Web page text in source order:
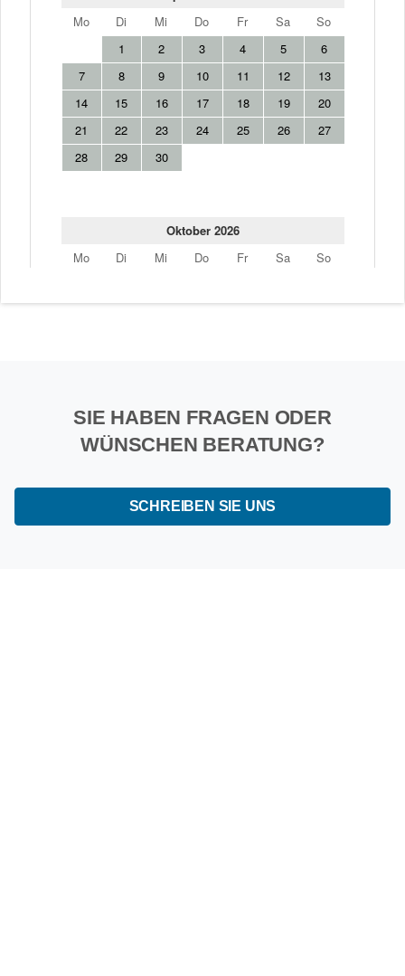
SIE HABEN FRAGEN ODER
WÜNSCHEN BERATUNG?
SCHREIBEN SIE UNS